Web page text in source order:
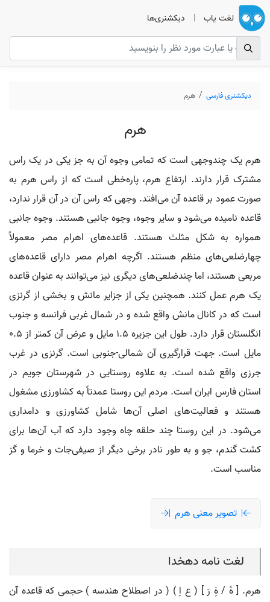
لغت یاب | دیکشنری‌ها
دیکشنری فارسی هرم
هرم
هرم یک چندوجهی است که تمامی وجوه آن به جز یکی در یک راس
مشترک قرار دارند. ارتفاع هرم، پاره‌خطی است که از راس هرم به
صورت عمود بر قاعده آن می‌افتد. وجهی که راس آن در آن قرار ندارد،
قاعده نامیده می‌شود و سایر وجوه، وجوه جانبی هستند. وجوه جانبی
همواره به شکل مثلث هستند. قاعده‌های اهرام مصر معمولاً
چهارضلعی‌های منظم هستند. اگرچه اهرام مصر دارای قاعده‌های
مربعی هستند، اما چندضلعی‌های دیگری نیز می‌توانند به عنوان قاعده
یک هرم عمل کنند. همچنین یکی از جزایر مانش و بخشی از گرنزی
است که در کانال مانش واقع شده و در شمال غربی فرانسه و جنوب
انگلستان قرار دارد. طول این جزیره ۱.۵ مایل و عرض آن کمتر از ۰.۵
مایل است. جهت قرارگیری آن شمالی-جنوبی است. گرنزی در غرب
جرزی واقع شده است. به علاوه روستایی در شهرستان جویم در
استان فارس ایران است. مردم این روستا عمدتاً به کشاورزی مشغول
هستند و فعالیت‌های اصلی آن‌ها شامل کشاورزی و دامداری
می‌شود. در این روستا چند حلقه چاه وجود دارد که آب آن‌ها برای
کشت گندم، جو و به طور نادر برخی دیگر از صیفی‌جات و خرما و گز
مناسب است.
تصویر معنی هرم
لغت نامه دهخدا
هرم. [ هََ / هَِ رَ ] ( ع اِ ) ( در اصطلاح هندسه ) حجمی که قاعده آن